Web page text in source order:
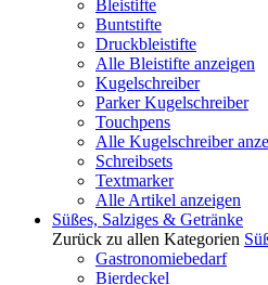
Bleistifte
Buntstifte
Druckbleistifte
Alle Bleistifte anzeigen
Kugelschreiber
Parker Kugelschreiber
Touchpens
Alle Kugelschreiber
Schreibsets
Textmarker
Alle Artikel anzeigen
Süßes, Salziges & Getränke
Zurück zu allen Kategorien
Gastronomiebedarf
Bierdeckel